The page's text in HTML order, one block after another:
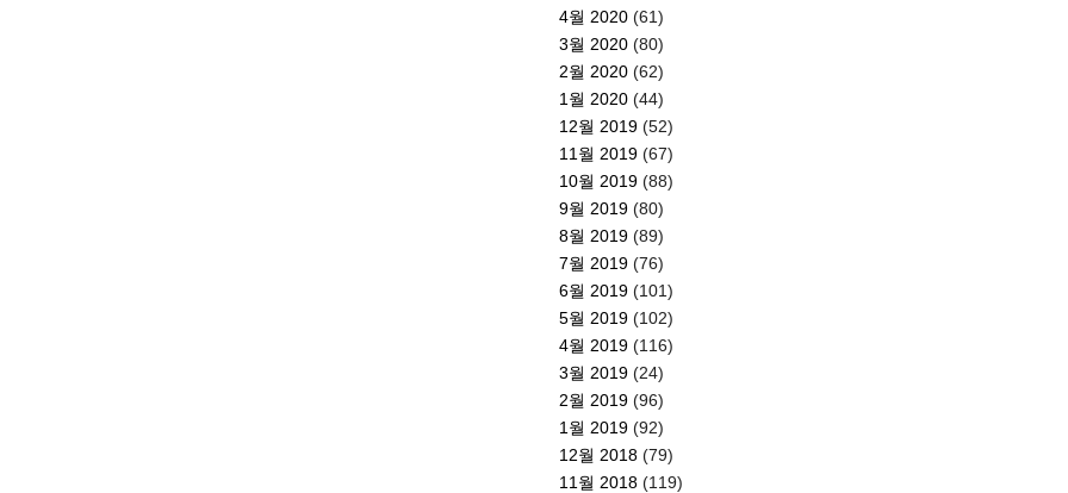
4월 2020 (61)
3월 2020 (80)
2월 2020 (62)
1월 2020 (44)
12월 2019 (52)
11월 2019 (67)
10월 2019 (88)
9월 2019 (80)
8월 2019 (89)
7월 2019 (76)
6월 2019 (101)
5월 2019 (102)
4월 2019 (116)
3월 2019 (24)
2월 2019 (96)
1월 2019 (92)
12월 2018 (79)
11월 2018 (119)